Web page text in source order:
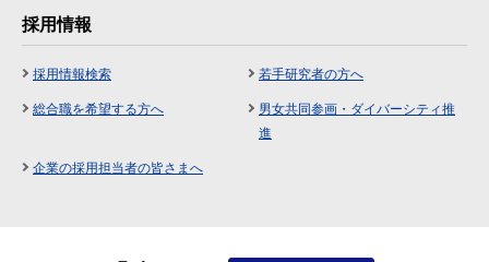
採用情報
採用情報検索 若手研究者の方へ
総合職を希望する方へ
男女共同参画・ダイバーシティ推
進
企業の採用担当者の皆さまへ